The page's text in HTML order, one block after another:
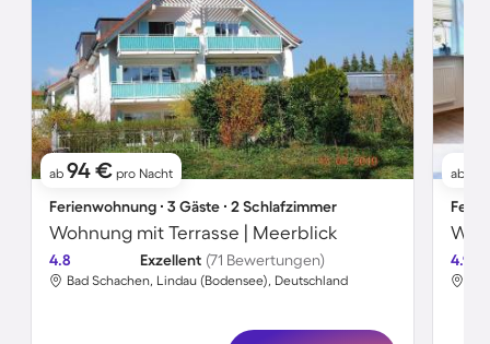
ab 94 € pro Nacht
Ferienwohnung ∙ 3 Gäste ∙ 2 Schlafzimmer
Wohnung mit Terrasse | Meerblick
4.8 Exzellent (71 Bewertungen)
Bad Schachen, Lindau (Bodensee), Deutschland
ab
4.9